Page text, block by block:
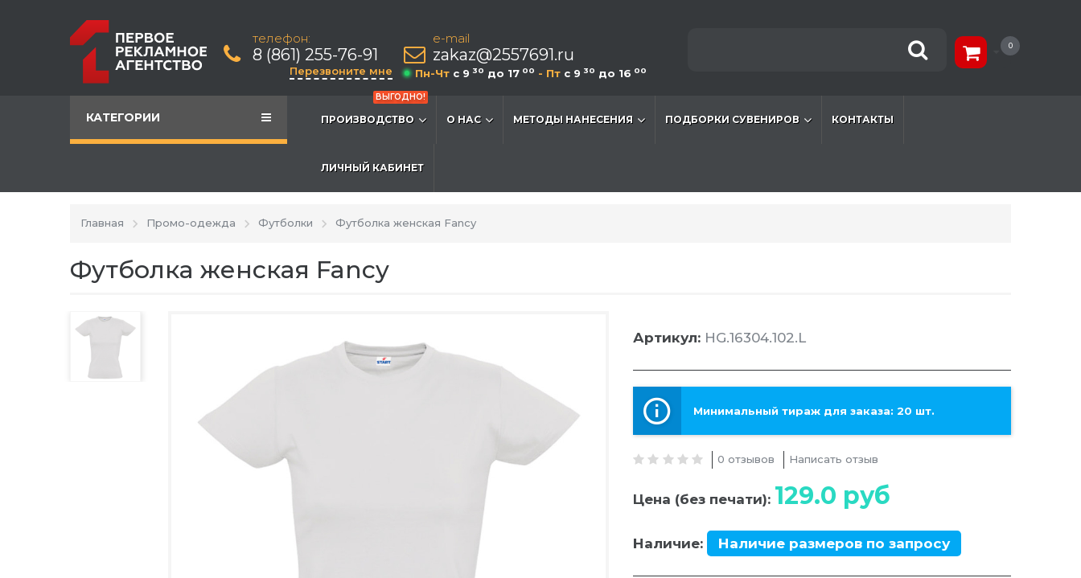
телефон:
8 (861) 255-76-91
Перезвоните мне
e-mail
zakaz@2557691.ru
Пн-Чт c 9 30 до 17 00 - Пт c 9 30 до 16 00
0
КАТЕГОРИИ
ВЫГОДНО!
ПРОИЗВОДСТВО О НАС МЕТОДЫ НАНЕСЕНИЯ ПОДБОРКИ СУВЕНИРОВ КОНТАКТЫ
ЛИЧНЫЙ КАБИНЕТ
Главная Промо-одежда Футболки Футболка женская Fancy
Футболка женская Fancy
Артикул: HG.16304.102.L
Минимальный тираж для заказа: 20 шт.
0 отзывов Написать отзыв
Цена (без печати): 129.0 руб
Наличие: Наличие размеров по запросу